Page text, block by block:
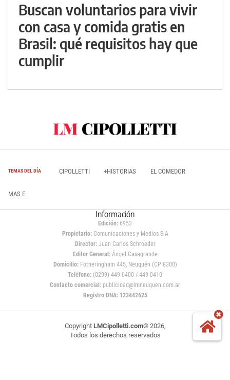
Buscan voluntarios para vivir
con casa y comida gratis en
Brasil: qué requisitos hay que
cumplir
TEMAS DEL DÍA CIPOLLETTI +HISTORIAS EL COMEDOR
MAS E
Información
Edición: 6953
Propietario:Comunicaciones y Medios S.A
Director: Juan Carlos Schroeder
Editor General:Ángel Casagrande
Domicilio:Fotheringham 445, Neuquén (CP 8300)
Teléfono: (0299) 449 0400 / 449 0410
Contacto comercial: publicidad@lmneuquen.com.ar
Registro DNA: 123442625
Copyright LMCipolletti.com© 2026,
Todos los derechos reservados